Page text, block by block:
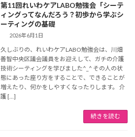
第11回れいわケアLABO勉強会「シーテ
ィングってなんだろう？初歩から学ぶシ
ーティングの基礎
2026年6月1日
久しぶりの、れいわケアLABO勉強会は、川畑
善智中央区議会議員をお迎えして、ガチの介護
技術シーティングを学びました^_^ その人の状
態にあった座り方をすることで、できることが
増えたり、何かをしやすくなったりします。 介
護 […]
続きを読む